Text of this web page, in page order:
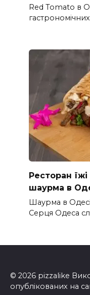
Red Tomato в
гастрономічних
Ресторан
шаурма в
Шаурма в
Серця Одеса
© 2026 pizzalike
опублікованих на